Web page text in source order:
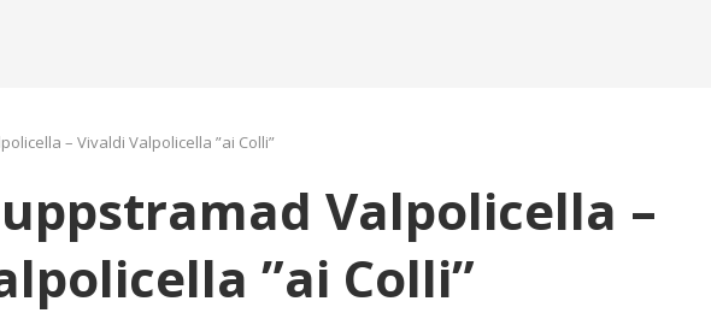
– Vivaldi Valpolicella ”ai Colli”
Valpolicella –
”ai Colli”